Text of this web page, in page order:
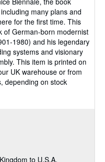
to U.S.A.
many plans and
for the first time. This
of German-born modernist
1980) and his legendary
systems and visionary
This item is printed on
UK warehouse or from
depending on stock